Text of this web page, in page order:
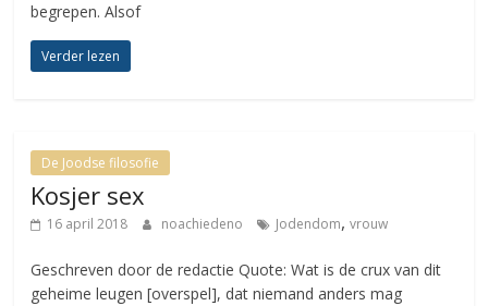
begrepen. Alsof
Verder lezen
De Joodse filosofie
Kosjer sex
16 april 2018 noachiedeno Jodendom,vrouw
Geschreven door de redactie Quote: Wat is de crux van dit
geheime leugen [overspel], dat niemand anders mag